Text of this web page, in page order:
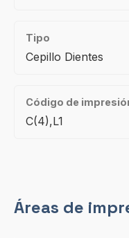
Tipo
Cepillo Dientes
Código de
C(4),L1
Áreas de